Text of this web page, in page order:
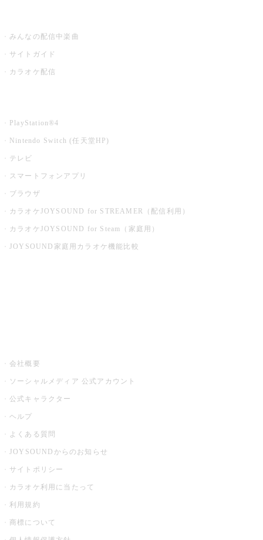
みんなの配信中楽曲
サイトガイド
カラオケ配信
PlayStation®4
Nintendo Switch (任天堂HP)
テレビ
スマートフォンアプリ
ブラウザ
カラオケJOYSOUND for STREAMER（配信利用）
カラオケJOYSOUND for Steam（家庭用）
JOYSOUND家庭用カラオケ機能比較
会社概要
ソーシャルメディア 公式アカウント
公式キャラクター
ヘルプ
よくある質問
JOYSOUNDからのお知らせ
サイトポリシー
カラオケ利用に当たって
利用規約
商標について